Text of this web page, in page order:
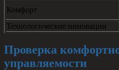
Комфорт
Технологические инновации
Проверка
управляемости